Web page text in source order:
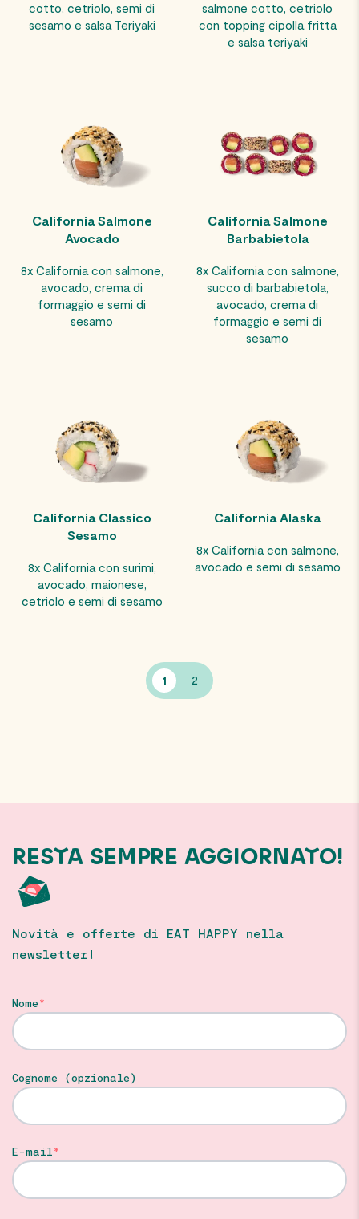
cotto, cetriolo, semi di
sesamo e salsa Teriyaki
salmone cotto, cetriolo
con topping cipolla fritta
e salsa teriyaki
California Salmone
Avocado
8x California con salmone,
avocado, crema di
formaggio e semi di
sesamo
California Salmone
Barbabietola
8x California con salmone,
succo di barbabietola,
avocado, crema di
formaggio e semi di
sesamo
California Classico
Sesamo
8x California con surimi,
avocado, maionese,
cetriolo e semi di sesamo
California Alaska
8x California con salmone,
avocado e semi di sesamo
1 2
RESTA SEMPRE AGGIORNATO!
Novità e offerte di EAT HAPPY nella
newsletter!
Nome
Cognome (opzionale)
E-mail